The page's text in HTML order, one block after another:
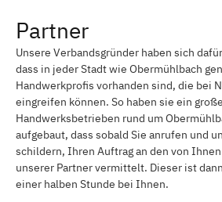
Partner
Unsere Verbandsgründer haben sich
dass in jeder Stadt wie Obermühlbach
Handwerkprofis vorhanden sind, die bei
eingreifen können. So haben sie ein
Handwerksbetrieben rund um
aufgebaut, dass sobald Sie anrufen und
schildern, Ihren Auftrag an den von
unserer Partner vermittelt. Dieser ist
einer halben Stunde bei Ihnen.